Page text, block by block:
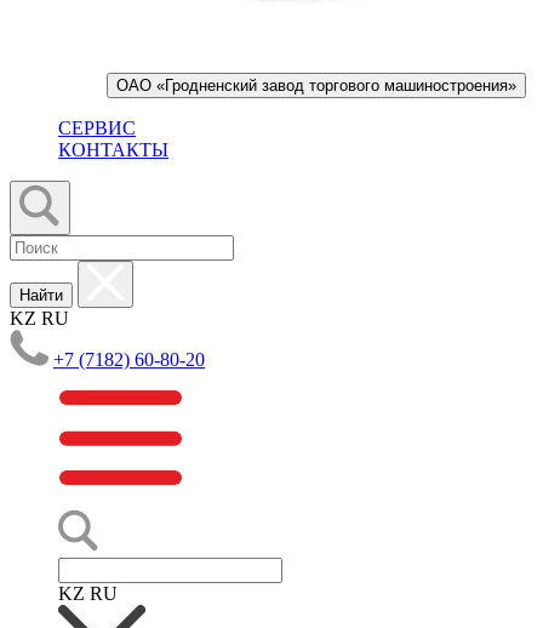
ОАО «Гродненский завод торгового машиностроения»
СЕРВИС
КОНТАКТЫ
Найти
KZ RU
+7 (7182) 60-80-20
KZ RU